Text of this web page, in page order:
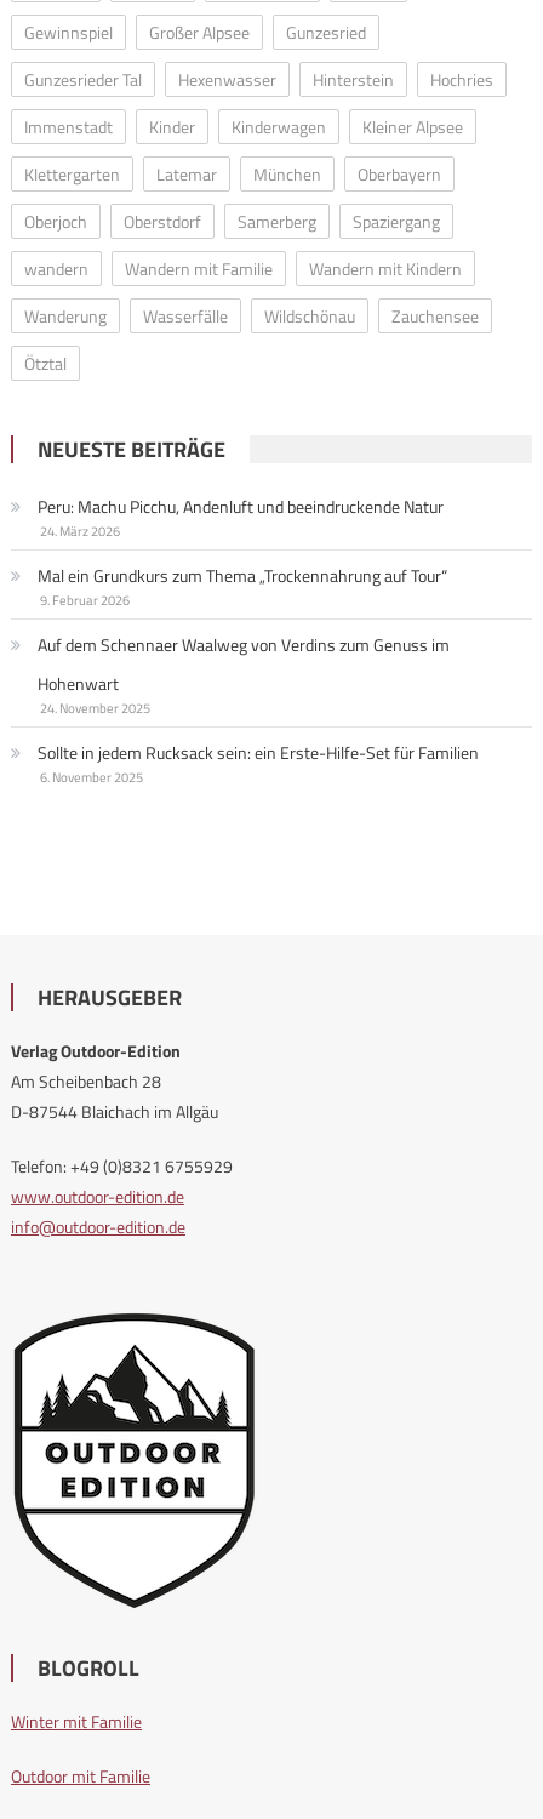
Gewinnspiel
Großer Alpsee
Gunzesried
Gunzesrieder Tal
Hexenwasser Hinterstein
Hochries
Immenstadt
Kinder Kinderwagen
Kleiner Alpsee
Klettergarten
Latemar München
Oberbayern
Oberjoch
Oberstdorf Samerberg
Spaziergang
wandern
Wandern mit Familie
Wandern mit Kindern
Wanderung
Wasserfälle Wildschönau
Zauchensee
Ötztal
NEUESTE BEITRÄGE
Peru: Machu Picchu, Andenluft und beeindruckende Natur
24. März 2026
Mal ein Grundkurs zum Thema „Trockennahrung auf Tour“
9. Februar 2026
Auf dem Schennaer Waalweg von Verdins zum Genuss im
Hohenwart
24. November 2025
Sollte in jedem Rucksack sein: ein Erste-Hilfe-Set für Familien
6. November 2025
HERAUSGEBER
Verlag Outdoor-Edition
Am Scheibenbach 28
D-87544 Blaichach im Allgäu
Telefon: +49 (0)8321 6755929
www.outdoor-edition.de
info@outdoor-edition.de
BLOGROLL
Winter mit Familie
Outdoor mit Familie